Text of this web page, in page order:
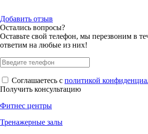
Добавить отзыв
Остались вопросы?
Оставьте свой телефон, мы перезвоним в
ответим на любые из них!
Соглашаетесь с политикой
Получить консультацию
Фитнес центры
Тренажерные залы